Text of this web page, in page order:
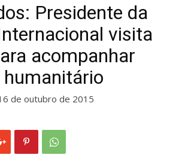
Presidente da
visita
acompanhar
de outubro de 2015